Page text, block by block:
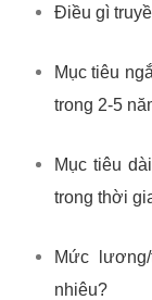
Điều gì
Mục tiêu
trong 2-5
Mục tiêu
trong thời
Mức
nhiêu?